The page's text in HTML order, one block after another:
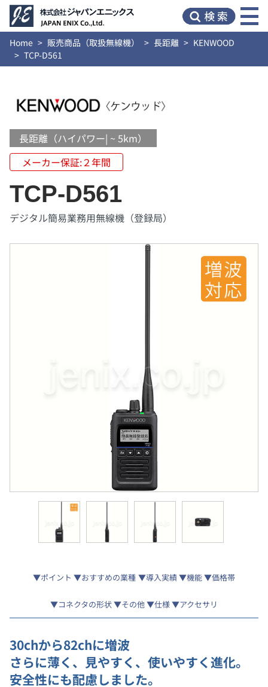
Home 販売商品（取扱無線機） 長距離
KENWOOD
TCP-D561
長距離（ハイパワー| ~ 5km）
メーカー保証:２年間
TCP-D561
デジタル簡易業務用無線機（登録局）
ポイント おすすめの業種 導入実績 機能 価格帯
コネクタの形状 その他 仕様 アクセサリ
30chから82chに増波
さらに薄く、見やすく、使いやすく進化。
安全性にも配慮しました。